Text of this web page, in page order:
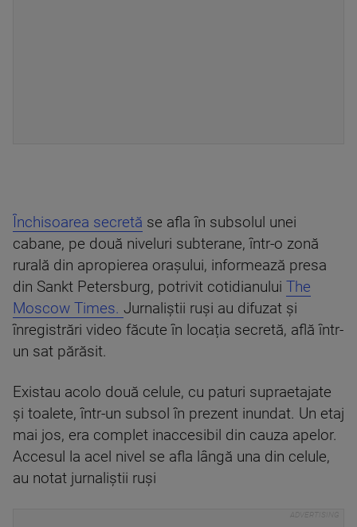
Închisoarea secretă se afla în subsolul unei
cabane, pe două niveluri subterane, într-o zonă
rurală din apropierea orașului, informează presa
din Sankt Petersburg, potrivit cotidianului The
Moscow Times. Jurnaliștii ruși au difuzat și
înregistrări video făcute în locația secretă, află într-
un sat părăsit.
Existau acolo două celule, cu paturi supraetajate
și toalete, într-un subsol în prezent inundat. Un etaj
mai jos, era complet inaccesibil din cauza apelor.
Accesul la acel nivel se afla lângă una din celule,
au notat jurnaliștii ruși